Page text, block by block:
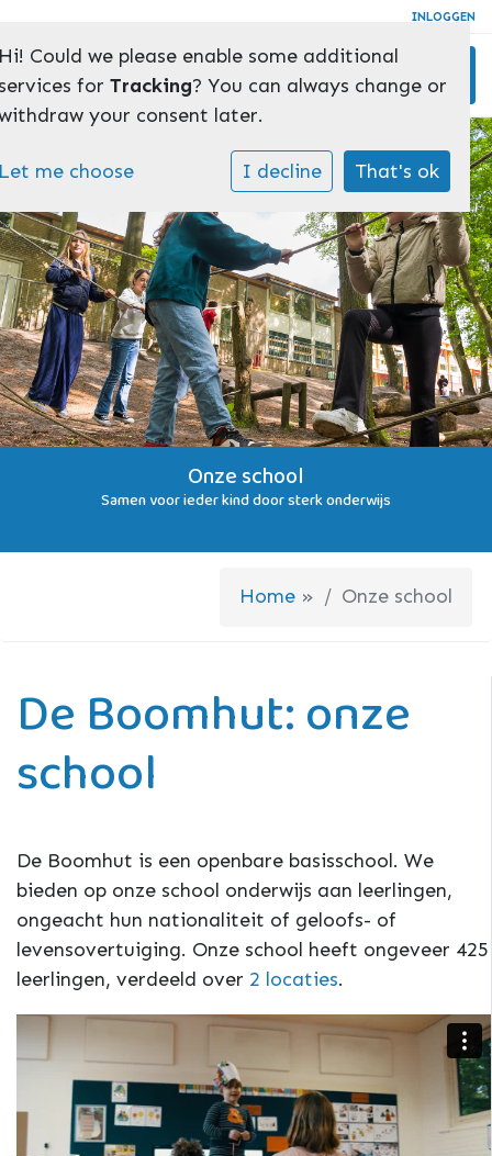
INLOGGEN
Onze school
Samen voor ieder kind door sterk onderwijs
Home » Onze school
De Boomhut: onze
school
De Boomhut is een openbare basisschool. We
bieden op onze school onderwijs aan leerlingen,
ongeacht hun nationaliteit of geloofs- of
levensovertuiging. Onze school heeft ongeveer 425
leerlingen, verdeeld over 2 locaties.
Could we please enable some additional
for Tracking? You can always change or
your consent later.
me choose I decline That's ok